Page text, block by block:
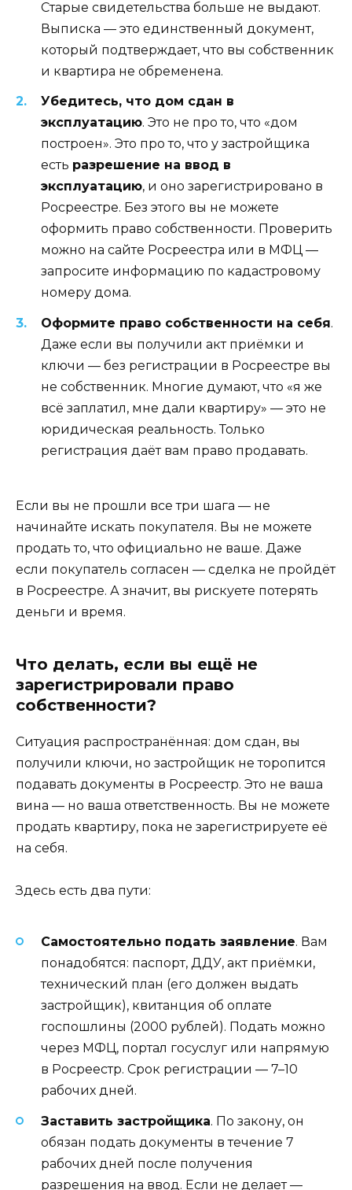
Старые свидетельства больше не выдают.
Выписка — это единственный документ,
который подтверждает, что вы собственник
и квартира не обременена.
Убедитесь, что дом сдан в
эксплуатацию. Это не про то, что «дом
построен». Это про то, что у застройщика
есть разрешение на ввод в
эксплуатацию, и оно зарегистрировано в
Росреестре. Без этого вы не можете
оформить право собственности. Проверить
можно на сайте Росреестра или в МФЦ —
запросите информацию по кадастровому
номеру дома.
Оформите право собственности на себя.
Даже если вы получили акт приёмки и
ключи — без регистрации в Росреестре вы
не собственник. Многие думают, что «я же
всё заплатил, мне дали квартиру» — это не
юридическая реальность. Только
регистрация даёт вам право продавать.
Если вы не прошли все три шага — не
начинайте искать покупателя. Вы не можете
продать то, что официально не ваше. Даже
если покупатель согласен — сделка не пройдёт
в Росреестре. А значит, вы рискуете потерять
деньги и время.
Что делать, если вы ещё не
зарегистрировали право
собственности?
Ситуация распространённая: дом сдан, вы
получили ключи, но застройщик не торопится
подавать документы в Росреестр. Это не ваша
вина — но ваша ответственность. Вы не можете
продать квартиру, пока не зарегистрируете её
на себя.
Здесь есть два пути:
Самостоятельно подать заявление. Вам
понадобятся: паспорт, ДДУ, акт приёмки,
технический план (его должен выдать
застройщик), квитанция об оплате
госпошлины (2000 рублей). Подать можно
через МФЦ, портал госуслуг или напрямую
в Росреестр. Срок регистрации — 7–10
рабочих дней.
Заставить застройщика. По закону, он
обязан подать документы в течение 7
рабочих дней после получения
разрешения на ввод. Если не делает —